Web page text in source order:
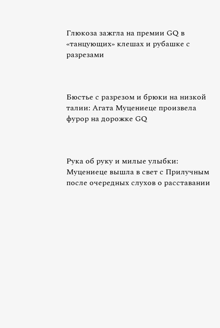
Глюкоза зажгла на премии GQ в
«танцующих» клешах и рубашке с
разрезами
Бюстье с разрезом и брюки на низкой
талии: Агата Муцениеце произвела
фурор на дорожке GQ
Рука об руку и милые улыбки:
Муцениеце вышла в свет с Прилучным
после очередных слухов о расставании